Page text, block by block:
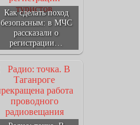
Как сделать поход
безопасным: в МЧС
рассказали о
регистрации…